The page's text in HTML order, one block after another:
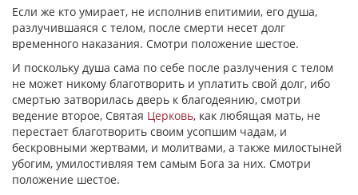
Если же кто умирает, не исполнив епитимии, его душа,
разлучившаяся с телом, после смерти несет долг
временного наказания. Смотри положение шестое.
И поскольку душа сама по себе после разлучения с телом
не может никому благотворить и уплатить свой долг, ибо
смертью затворилась дверь к благодеянию, смотри
ведение второе, Святая Церковь, как любящая мать, не
перестает благотворить своим усопшим чадам, и
бескровными жертвами, и молитвами, а также милостыней
убогим, умилостивляя тем самым Бога за них. Смотри
положение шестое.